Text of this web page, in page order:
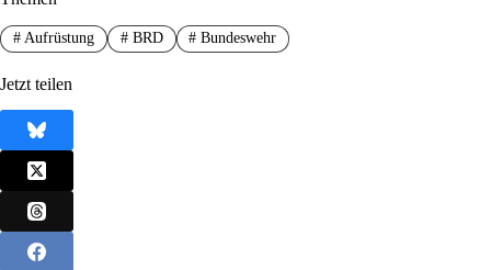
#Aufrüstung #BRD # Bundeswehr
Jetzt teilen